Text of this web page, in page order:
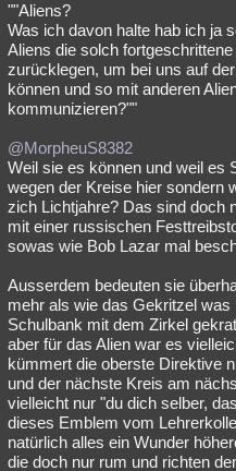
""Aliens?
Was ich davon halte hab ich ja
Aliens die solch
zurücklegen, um bei uns auf
können und so mit anderen
kommunizieren?""
@MorpheuS8382
Weil sie es können und weil es
wegen der Kreise hier sondern
zich Lichtjahre? Das sind doch
mit einer russischen
sowas wie Bob Lazar mal
Ausserdem bedeuten sie
mehr als wie das Gekritzel was
Schulbank mit dem Zirkel
aber für das Alien war es
kümmert die oberste Direktive
und der nächste Kreis am
vielleicht nur "du dich selber,
dieses Emblem vom
natürlich alles ein Wunder
die doch nur rum und richten